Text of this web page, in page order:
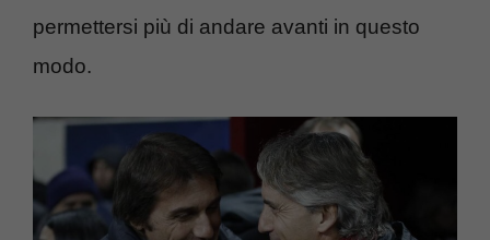
permettersi più di andare avanti in questo
modo.